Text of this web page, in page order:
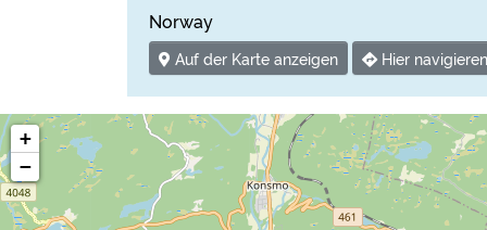
Norway
Auf der Karte anzeigen Hier navigieren
+
−